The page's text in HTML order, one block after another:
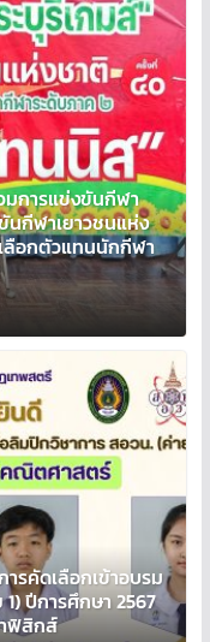
มการแข่งขันกีฬา
นกีฬาเยาวชนแห่ง
ลือกตัวแทนนักกีฬา
รคัดเลือกเข้าอบรม
ปีการศึกษา 2567
ฟิสิกส์